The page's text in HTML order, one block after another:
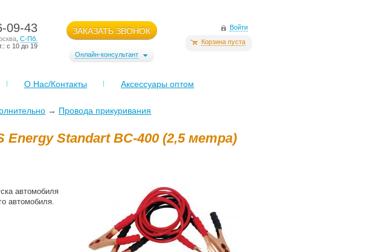
09-43
С-Пб.
с 10 до 19
ЗАКАЗАТЬ ЗВОНОК
Онлайн-консультант
Войти
Корзина пуста
О Нас/Контакты Аксессуары оптом
→ Провода прикуривания
Energy Standart BC-400 (2,5 метра)
автомобиля
автомобиля.